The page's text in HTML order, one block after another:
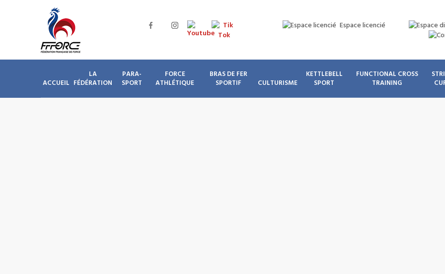
Espace licencié
ACCUEIL
LA
FÉDÉRATION
PARA-
SPORT
FORCE
ATHLÉTIQUE
BRAS DE FER
SPORTIF
CULTURISME
KETTLEBELL
SPORT
FUNCTIONAL CROSS
TRAINING